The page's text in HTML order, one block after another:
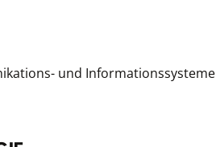
und Informationssysteme